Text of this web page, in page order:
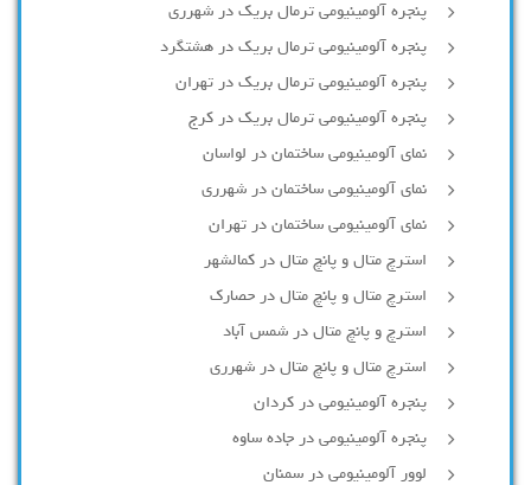
پنجره آلومینیومی ترمال بریک در شهرری
پنجره آلومینیومی ترمال بریک در هشتگرد
پنجره آلومینیومی ترمال بریک در تهران
پنجره آلومینیومی ترمال بریک در کرج
نمای آلومینیومی ساختمان در لواسان
نمای آلومینیومی ساختمان در شهرری
نمای آلومینیومی ساختمان در تهران
استرچ متال و پانچ متال در کمالشهر
استرچ متال و پانچ متال در حصارك
استرچ و پانچ متال در شمس آباد
استرچ متال و پانچ متال در شهرری
پنجره آلومینیومی در کردان
پنجره آلومینیومی در جاده ساوه
لوور آلومینیومی در سمنان